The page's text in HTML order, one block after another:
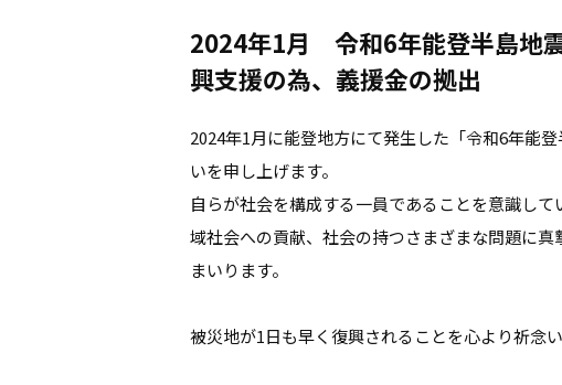
2024年1月 令和6年能登半島地
興支援の為、義援金の拠出
2024年1月に能登地方にて発生した「令和6年能
いを申し上げます。
自らが社会を構成する一員であることを意識し
域社会への貢献、社会の持つさまざまな問題に
まいります。
被災地が1日も早く復興されることを心より祈念い